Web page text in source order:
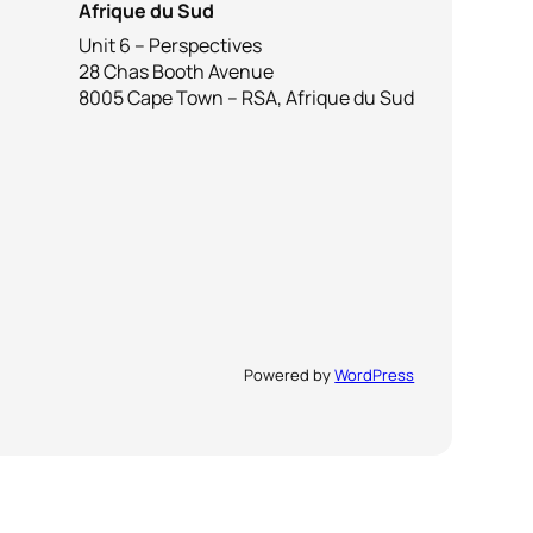
Afrique du Sud
Unit 6 – Perspectives
28 Chas Booth Avenue
8005 Cape Town – RSA, Afrique du Sud
Powered byWordPress